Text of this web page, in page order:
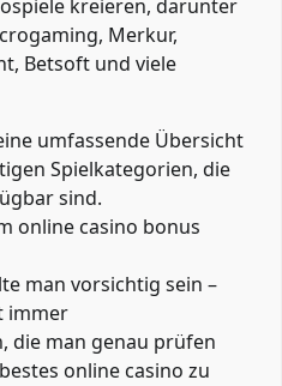
kreieren, darunter
Merkur,
Betsoft und viele
umfassende Übersicht
Spielkategorien, die
sind.
online casino bonus
man vorsichtig sein –
immer
die man genau prüfen
online casino zu